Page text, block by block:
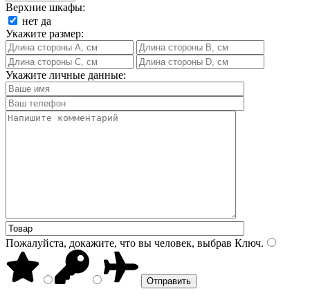
Верхние шкафы:
нет да
Укажите размер:
Укажите личные данные:
Пожалуйста, докажите, что вы человек, выбрав Ключ.